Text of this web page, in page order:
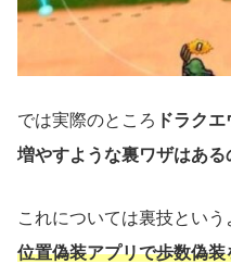
では実際のところ ドラク
増やすような裏ワザはあ
これについては裏技という
位置偽装アプリで歩数偽